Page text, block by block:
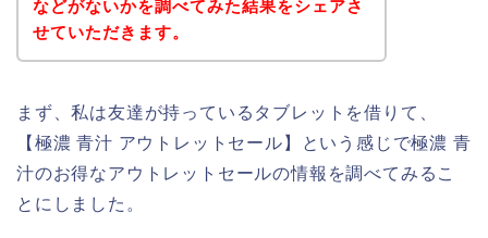
などがないかを調べてみた結果をシェアさ
せていただきます。
まず、私は友達が持っているタブレットを借りて、
【極濃 青汁 アウトレットセール】という感じで極濃 青
汁のお得なアウトレットセールの情報を調べてみるこ
とにしました。